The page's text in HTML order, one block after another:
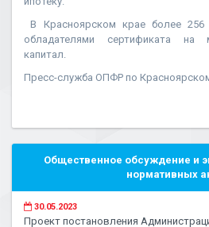
В Красноярском крае более
обладателями сертификата на
капитал.
Пресс-служба ОПФР по
Общественное обсуждение и
нормативных
30.05.2023
Проект постановления